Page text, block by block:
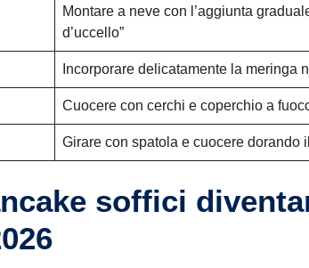
Montare a neve con l’aggiunta
d’uccello”
Incorporare delicatamente la meringa
Cuocere con cerchi e coperchio a
Girare con spatola e cuocere dorando
soffici